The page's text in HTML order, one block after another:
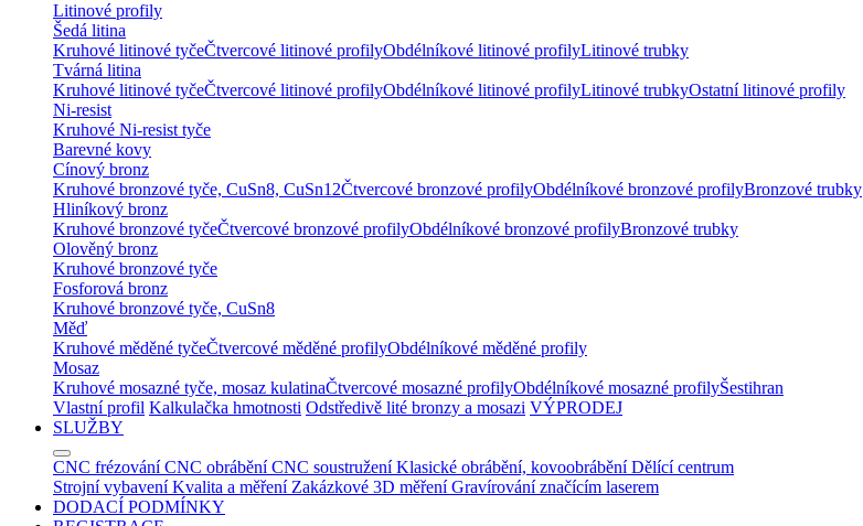
Litinové profily
Šedá litina
Kruhové litinové tyčeČtvercové litinové profilyObdélníkové litinové profilyLitinové trubky
Tvárná litina
Kruhové litinové tyčeČtvercové litinové profilyObdélníkové litinové profilyLitinové trubkyOstatní litinové profily
Ni-resist
Kruhové Ni-resist tyče
Barevné kovy
Cínový bronz
Kruhové bronzové tyče, CuSn8, CuSn12Čtvercové bronzové profilyObdélníkové bronzové profilyBronzové trubky
Hliníkový bronz
Kruhové bronzové tyčeČtvercové bronzové profilyObdélníkové bronzové profilyBronzové trubky
Olověný bronz
Kruhové bronzové tyče
Fosforová bronz
Kruhové bronzové tyče, CuSn8
Měď
Kruhové měděné tyčeČtvercové měděné profilyObdélníkové měděné profily
Mosaz
Kruhové mosazné tyče, mosaz kulatinaČtvercové mosazné profilyObdélníkové mosazné profilyŠestihran
Vlastní profil Kalkulačka hmotnosti Odstředivě lité bronzy a mosazi VÝPRODEJ
SLUŽBY
CNC frézování CNC obrábění CNC soustružení Klasické obrábění, kovoobrábění Dělící centrum
Strojní vybavení Kvalita a měření Zakázkové 3D měření Gravírování značícím laserem
DODACÍ PODMÍNKY